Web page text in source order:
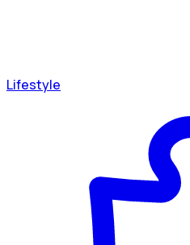
Lifestyle